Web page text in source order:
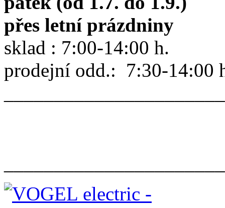
přes letní prázdniny
sklad : 7:00-14:00 h.
prodejní odd.: 7:30-14:00